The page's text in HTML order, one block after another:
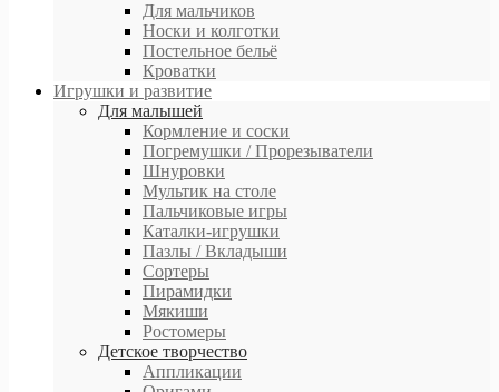
Для мальчиков
Носки и колготки
Постельное бельё
Кроватки
Игрушки и развитие
Для малышей
Кормление и соски
Погремушки / Прорезыватели
Шнуровки
Мультик на столе
Пальчиковые игры
Каталки-игрушки
Пазлы / Вкладыши
Сортеры
Пирамидки
Мякиши
Ростомеры
Детское творчество
Аппликации